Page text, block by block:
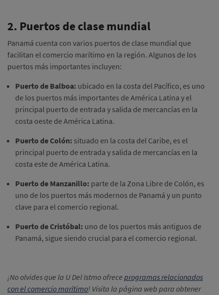
2. Puertos de clase mundial
Panamá cuenta con varios puertos de clase mundial que
facilitan el comercio marítimo en la región. Algunos de los
puertos más importantes incluyen:
Puerto de Balboa: ubicado en la costa del Pacífico, es uno
de los puertos más importantes de América Latina y el
principal puerto de entrada y salida de mercancías en la
costa oeste de América Latina.
Puerto de Colón: situado en la costa del Caribe, es el
principal puerto de entrada y salida de mercancías en la
costa este de América Latina.
Puerto de Manzanillo: parte de la Zona Libre de Colón, es
uno de los puertos más modernos de Panamá y un punto
clave para el comercio regional.
Puerto de Cristóbal: uno de los puertos más antiguos de
Panamá, sigue siendo crucial para el comercio regional.
¡No olvides que la U Del Istmo ofrece programas relacionados
con el comercio marítimo! Visita la página web para obtener